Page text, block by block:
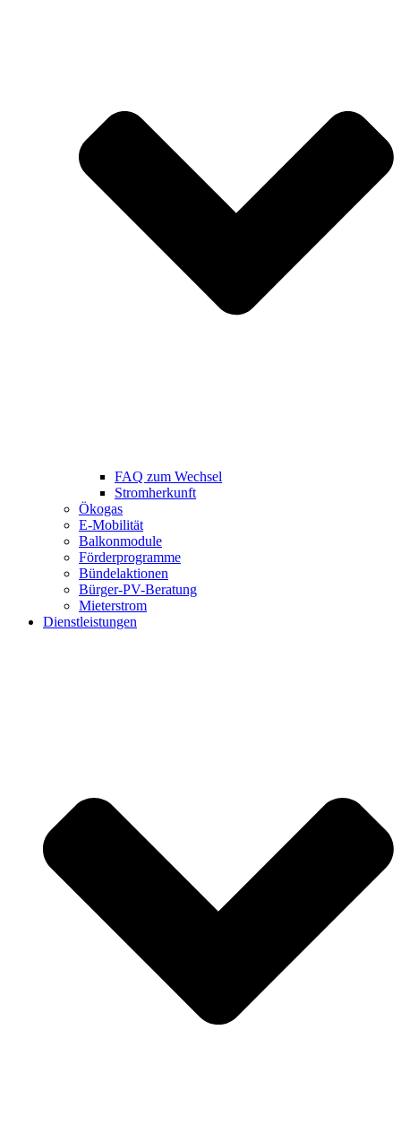
FAQ zum Wechsel
Stromherkunft
Ökogas
E-Mobilität
Balkonmodule
Förderprogramme
Bündelaktionen
Bürger-PV-Beratung
Mieterstrom
Dienstleistungen